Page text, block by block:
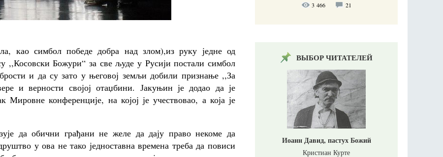
као симбол победе добра над злом),из руку једне од
,,Косовски Божури“ за све људе у Русији постали симбол
и да су зато у његовој земљи добили признање ,,За
и верности својој отаџбини. Јакуњин је додао да је
конференције, на којој је учествовао, а која је
да обични грађани не желе да дају право некоме да
у ова не тако једноставна времена треба да повиси
3 466 21
ВЫБОР ЧИТАТЕЛЕЙ
Иоанн Давид, пастух Божий
Кристиан Курте